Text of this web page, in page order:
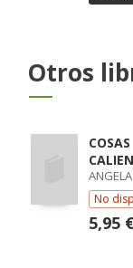
Otros
COSAS
No
5,95